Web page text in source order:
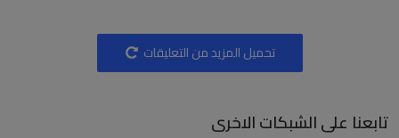
تحميل المزيد من التعليقات
تابعنا على الشبكات الاخرى